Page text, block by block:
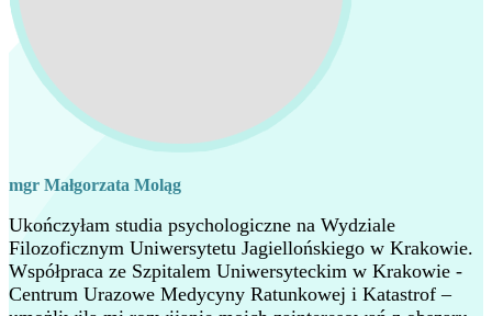
mgr Małgorzata Moląg
Ukończyłam studia psychologiczne na Wydziale
Filozoficznym Uniwersytetu Jagiellońskiego w Krakowie.
Współpraca ze Szpitalem Uniwersyteckim w Krakowie -
Centrum Urazowe Medycyny Ratunkowej i Katastrof –